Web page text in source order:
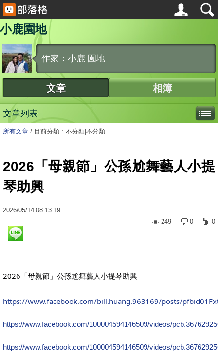
小鹿園地
作家：小鹿 園地
文章 相簿
文章列表
所有文章 / 目前分類：不分類|不分類
2026「母親節」公孫尬舞藝人小提
琴助興
2026/05/14 08:13:19
249
0 0
2026「母親節」公孫尬舞藝人小提琴助興
https://www.facebook.com/bill.huang.963169/posts/
https://www.facebook.com/100004594146509/videos/
https://www.facebook.com/100004594146509/videos/